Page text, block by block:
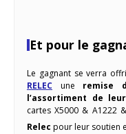
Et pour le
Le gagnant se verra
RELEC une remise
l’assortiment de
cartes X5000 & A1222
Relec pour leur soutien